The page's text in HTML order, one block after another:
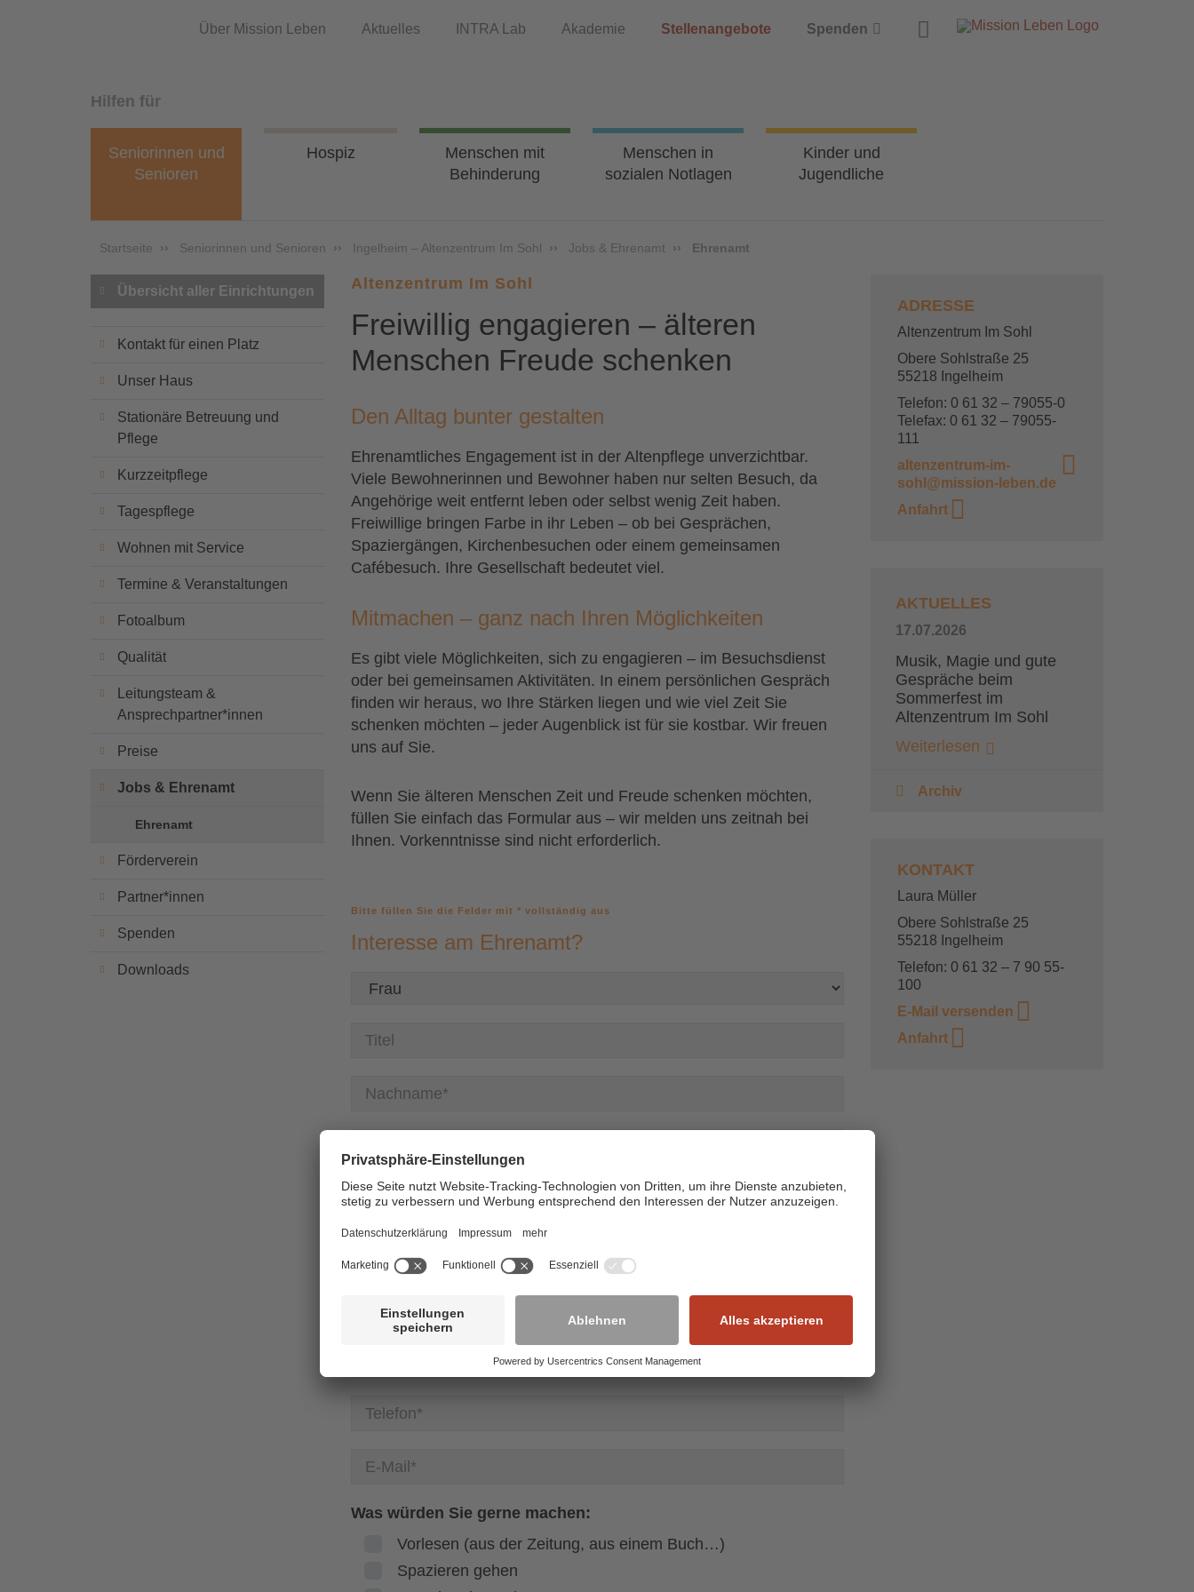
Über Mission Leben Aktuelles INTRA Lab Akademie Stellenangebote Spenden Suche
Hilfen für
Seniorinnen und
Senioren
Hospiz
Menschen mit
Behinderung
Menschen in
sozialen Notlagen
Kinder und
Jugendliche
Startseite Seniorinnen und Senioren Ingelheim – Altenzentrum Im Sohl Jobs & Ehrenamt Ehrenamt
Übersicht aller Einrichtungen
Kontakt für einen Platz
Unser Haus
Stationäre Betreuung und
Pflege
Kurzzeitpflege
Tagespflege
Wohnen mit Service
Termine & Veranstaltungen
Fotoalbum
Qualität
Leitungsteam &
Ansprechpartner*innen
Preise
Jobs & Ehrenamt
Ehrenamt
Förderverein
Partner*innen
Spenden
Downloads
Altenzentrum Im Sohl
Freiwillig engagieren – älteren
Menschen Freude schenken
Den Alltag bunter gestalten
Ehrenamtliches Engagement ist in der Altenpflege unverzichtbar.
Viele Bewohnerinnen und Bewohner haben nur selten Besuch, da
Angehörige weit entfernt leben oder selbst wenig Zeit haben.
Freiwillige bringen Farbe in ihr Leben – ob bei Gesprächen,
Spaziergängen, Kirchenbesuchen oder einem gemeinsamen
Cafébesuch. Ihre Gesellschaft bedeutet viel.
Mitmachen – ganz nach Ihren Möglichkeiten
Es gibt viele Möglichkeiten, sich zu engagieren – im Besuchsdienst
oder bei gemeinsamen Aktivitäten. In einem persönlichen Gespräch
finden wir heraus, wo Ihre Stärken liegen und wie viel Zeit Sie
schenken möchten – jeder Augenblick ist für sie kostbar. Wir freuen
uns auf Sie.
Wenn Sie älteren Menschen Zeit und Freude schenken möchten,
füllen Sie einfach das Formular aus – wir melden uns zeitnah bei
Ihnen. Vorkenntnisse sind nicht erforderlich.
Bitte füllen Sie die Felder mit * vollständig aus
Interesse am Ehrenamt?
Was würden Sie gerne machen:
Vorlesen (aus der Zeitung, aus einem Buch…)
Spazieren gehen
ADRESSE
Altenzentrum Im Sohl
Obere Sohlstraße 25
55218 Ingelheim
Telefon: 0 61 32 – 79055-0
Telefax: 0 61 32 – 79055-
111
altenzentrum-im-
sohl@mission-leben.de
Anfahrt
AKTUELLES
17.07.2026
Musik, Magie und gute
Gespräche beim
Sommerfest im
Altenzentrum Im Sohl
Weiterlesen
Archiv
KONTAKT
Laura Müller
Obere Sohlstraße 25
55218 Ingelheim
Telefon: 0 61 32 – 7 90 55-
100
E-Mail versenden
Anfahrt